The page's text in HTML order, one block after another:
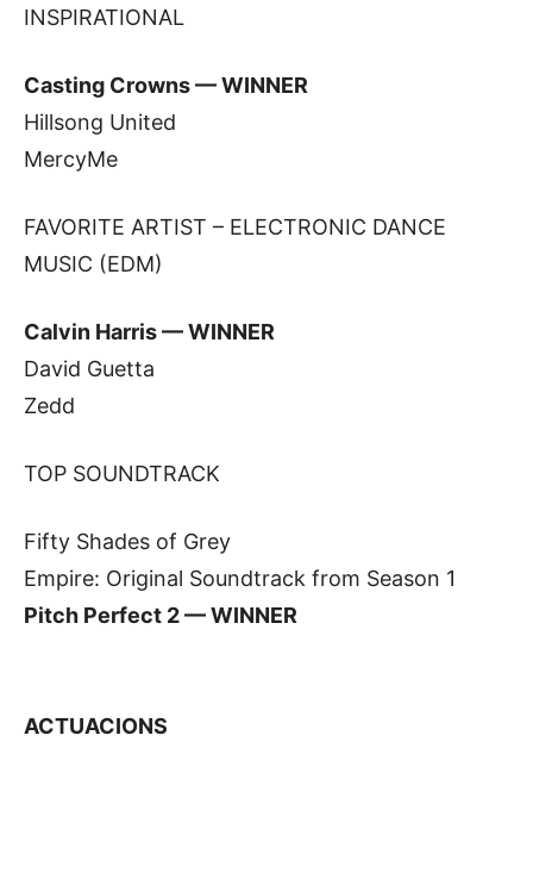
INSPIRATIONAL
Casting Crowns — WINNER
Hillsong United
MercyMe
FAVORITE ARTIST – ELECTRONIC DANCE
MUSIC (EDM)
Calvin Harris — WINNER
David Guetta
Zedd
TOP SOUNDTRACK
Fifty Shades of Grey
Empire: Original Soundtrack from Season 1
Pitch Perfect 2 — WINNER
ACTUACIONS